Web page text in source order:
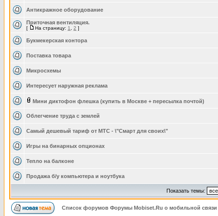
Антикражное оборудование
Приточная вентиляция.
[ На страницу: 1 2 ]
Букмекерская контора
Поставка товара
Микросхемы
Интересует наружная реклама
Мини диктофон флешка (купить в Москве + пересылка почтой)
Облегчение труда с землей
Самый дешевый тариф от МТС - \"Смарт для своих\"
Игры на бинарных опционах
Тепло на балконе
Продажа б/у компьютера и ноутбука
Показать темы:
Список форумов Форумы Mobiset.Ru о мобильной связи